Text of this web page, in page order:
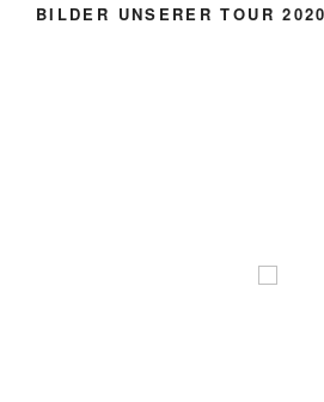
BILDER UNSERER TOUR 2020